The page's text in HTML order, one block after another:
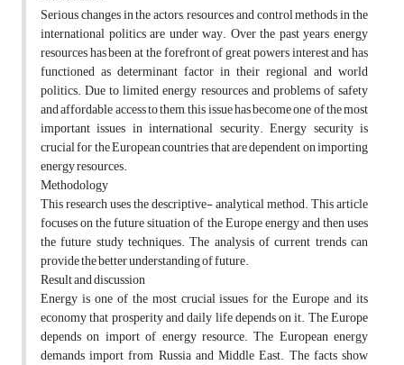
Serious changes in the actors, resources and control methods in the
international politics are under way. Over the past years energy
resources has been at the forefront of great powers interest and has
functioned as determinant factor in their regional and world
politics. Due to limited energy resources and problems of safety
and affordable access to them, this issue has become one of the most
important issues in international security. Energy security is
crucial for the European countries that are dependent on importing
energy resources.
Methodology
This research uses the descriptive- analytical method. This article
focuses on the future situation of the Europe energy and then uses
the future study techniques. The analysis of current trends can
provide the better understanding of future.
Result and discussion
Energy is one of the most crucial issues for the Europe and its
economy that prosperity and daily life depends on it. The Europe
depends on import of energy resource. The European energy
demands import from Russia and Middle East. The facts show